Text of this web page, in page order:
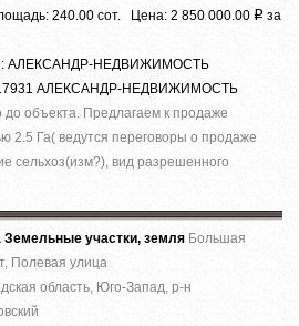
240.00 сот. Цена: 2 850 000.00 Р за
АЛЕКСАНДР-НЕДВИЖИМОСТЬ
АЛЕКСАНДР-НЕДВИЖИМОСТЬ
объекта. Предлагаем к продаже
2.5 Га( ведутся переговоры о продаже
сельхоз(изм?), вид разрешенного
участки, земля Большая
Полевая улица
область, Юго-Запад, р-н